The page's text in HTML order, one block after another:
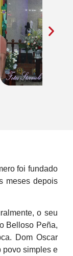
foi fundado
meses depois
o seu
Belloso Peña,
Dom Oscar
povo simples e